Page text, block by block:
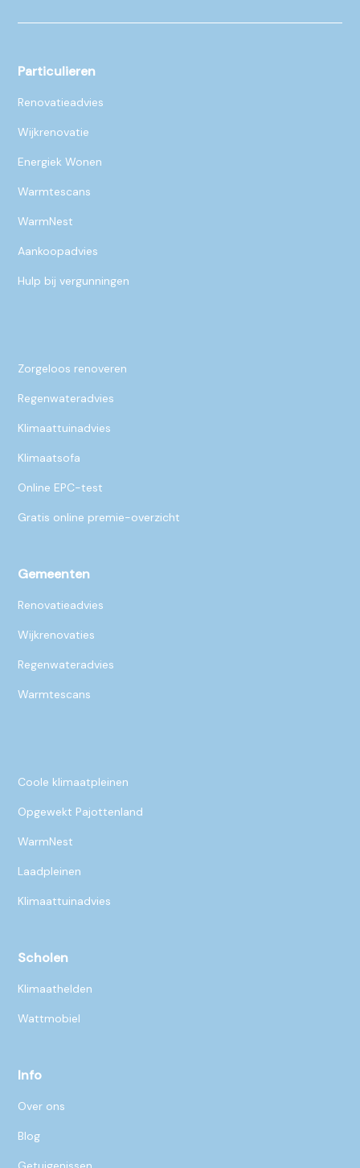
Particulieren
Renovatieadvies
Wijkrenovatie
Energiek Wonen
Warmtescans
WarmNest
Aankoopadvies
Hulp bij vergunningen
Zorgeloos renoveren
Regenwateradvies
Klimaattuinadvies
Klimaatsofa
Online EPC-test
Gratis online premie-overzicht
Gemeenten
Renovatieadvies
Wijkrenovaties
Regenwateradvies
Warmtescans
Coole klimaatpleinen
Opgewekt Pajottenland
WarmNest
Laadpleinen
Klimaattuinadvies
Scholen
Klimaathelden
Wattmobiel
Info
Over ons
Blog